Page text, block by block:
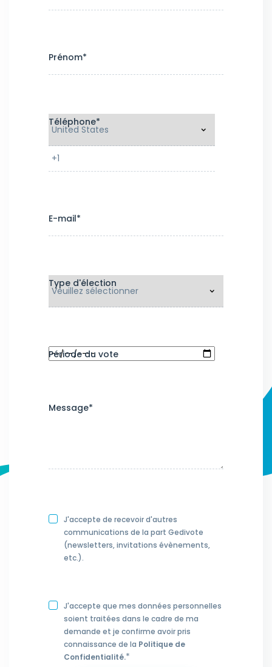
Prénom*
Téléphone*
E-mail*
Type d'élection
Période du vote
Message*
J'accepte de recevoir d'autres
communications de la part Gedivote
(newsletters, invitations évènements,
etc.).
J'accepte que mes données personnelles
soient traitées dans le cadre de ma
demande et je confirme avoir pris
connaissance de la Politique de
Confidentialité.*